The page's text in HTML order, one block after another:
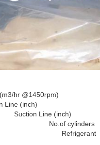
hr @1450rpm)
Line (inch)
Suction Line (inch)
No.of cylinders
Refrigerant